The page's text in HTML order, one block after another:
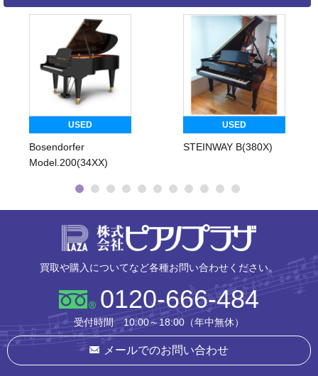
USED
Bosendorfer
Model.200(34XX)
USED
STEINWAY B(380X)
買取や購入についてなど各種お問い合わせください。
0120-666-484
受付時間 10:00～18:00（年中無休）
メールでのお問い合わせ